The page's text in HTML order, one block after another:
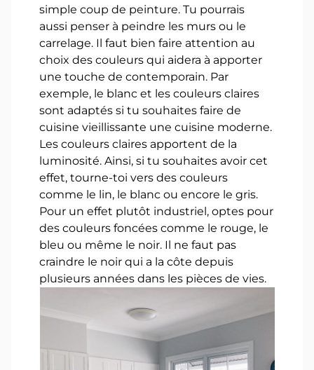
simple coup de peinture. Tu pourrais
aussi penser à peindre les murs ou le
carrelage. Il faut bien faire attention au
choix des couleurs qui aidera à apporter
une touche de contemporain. Par
exemple, le blanc et les couleurs claires
sont adaptés si tu souhaites faire de
cuisine vieillissante une cuisine moderne.
Les couleurs claires apportent de la
luminosité. Ainsi, si tu souhaites avoir cet
effet, tourne-toi vers des couleurs
comme le lin, le blanc ou encore le gris.
Pour un effet plutôt industriel, optes pour
des couleurs foncées comme le rouge, le
bleu ou même le noir. Il ne faut pas
craindre le noir qui a la côte depuis
plusieurs années dans les pièces de vies.